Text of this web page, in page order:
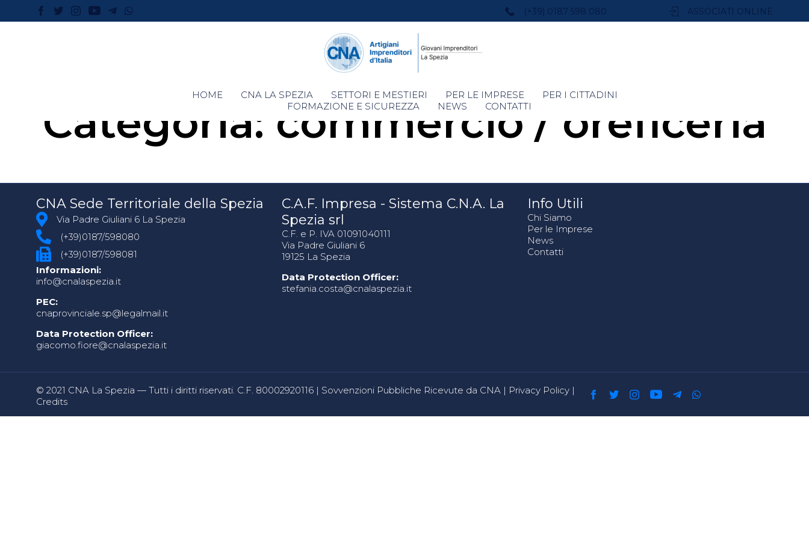
(+39) 0187 598 080 ASSOCIATI ONLINE
Skip
to
HOME CNA LA SPEZIA SETTORI E MESTIERI PER LE IMPRESE
PER I CITTADINI
FORMAZIONE E SICUREZZA
NEWS CONTATTI
Categoria: commercio / oreficeria
CNA Sede Territoriale della Spezia
Via Padre Giuliani 6 La Spezia
(+39)0187/598080
(+39)0187/598081
Informazioni:
info@cnalaspezia.it
PEC:
cnaprovinciale.sp@legalmail.it
Data Protection Officer:
giacomo.fiore@cnalaspezia.it
C.A.F. Impresa - Sistema C.N.A. La
Spezia srl
C.F. e P. IVA 01091040111
Via Padre Giuliani 6
19125 La Spezia
Data Protection Officer:
stefania.costa@cnalaspezia.it
Info Utili
Chi Siamo
Per le Imprese
News
Contatti
© 2021 CNA La Spezia — Tutti i diritti riservati. C.F. 80002920116 | Sovvenzioni Pubbliche Ricevute da CNA | Privacy Policy |
Credits